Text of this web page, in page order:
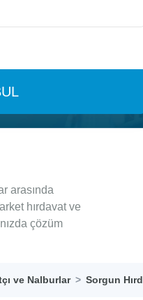
arasında
hırdavat ve
çözüm
ve Nalburlar Sorgun